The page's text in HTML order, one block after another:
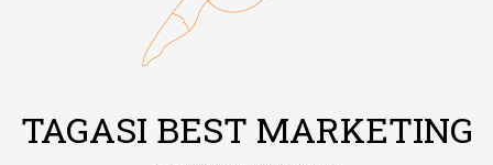
TAGASI BEST MARKETING